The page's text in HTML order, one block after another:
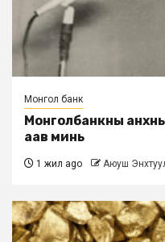
Монгол банк
Монголбанкны
аав минь
1 жил ago Аюуш